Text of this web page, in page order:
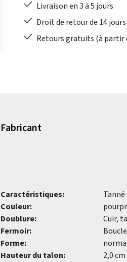
Livraison en 3 à 5 jours
Droit de retour de 14 jours
Retours gratuits (à partir
Fabricant
Caractéristiques:
Couleur:
Doublure:
Cuir,
Fermoir:
Boucle
Forme:
Hauteur du talon:
2,0 cm